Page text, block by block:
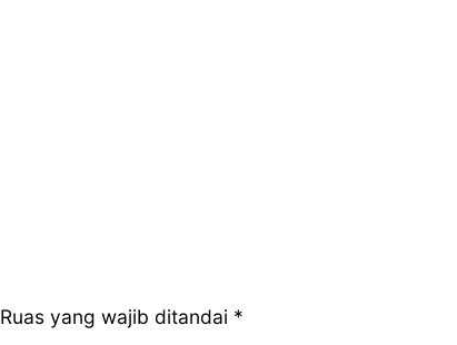
Ruas yang wajib ditandai *